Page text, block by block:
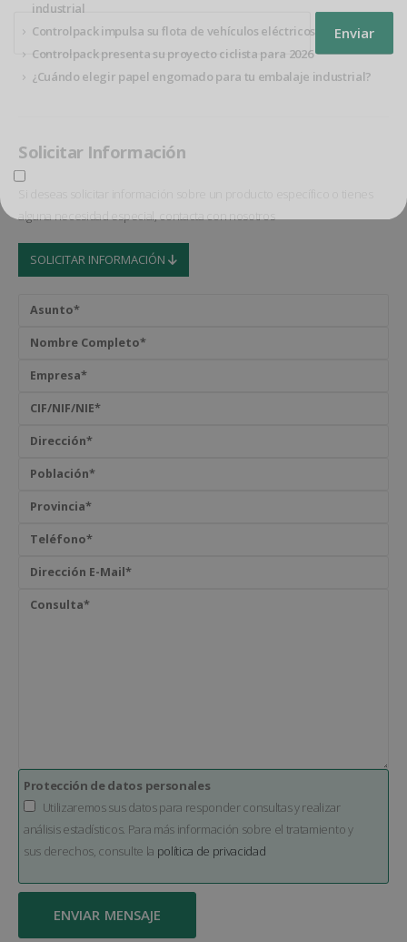
Protección de datos
industrial
Controlpack impulsa su flota de vehículos eléctricos
Controlpack presenta su proyecto ciclista para 2026
¿Cuándo elegir papel engomado para tu embalaje industrial?
Solicitar Información
Si deseas solicitar información sobre un producto específico o tienes
alguna necesidad especial, contacta con nosotros
SOLICITAR INFORMACIÓN
Protección de datos personales
Utilizaremos sus datos para responder consultas y realizar
análisis estadísticos. Para más información sobre el tratamiento y
sus derechos, consulte la política de privacidad